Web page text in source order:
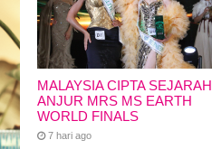
MALAYSIA CIPTA SEJARAH
ANJUR MRS MS EARTH
WORLD FINALS
7 hari ago